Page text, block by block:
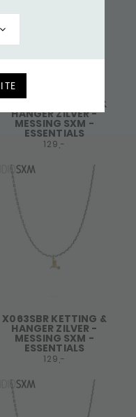
X062SBR KETTING &
HANGER ZILVER -
MESSING SXM -
ESSENTIALS
129,-
X063SBR KETTING &
HANGER ZILVER -
MESSING SXM -
ESSENTIALS
129,-